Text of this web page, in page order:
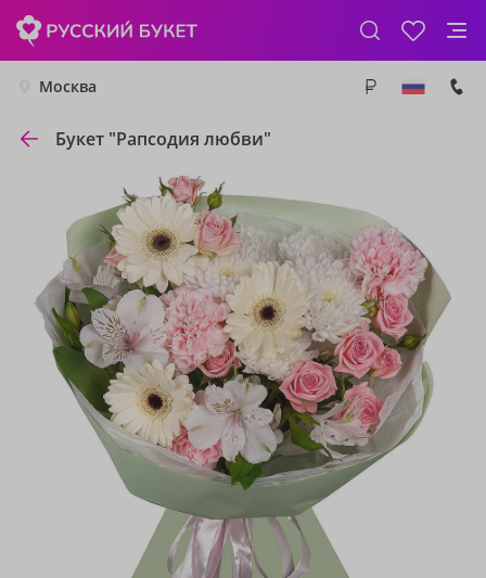
Москва
Букет "Рапсодия любви"